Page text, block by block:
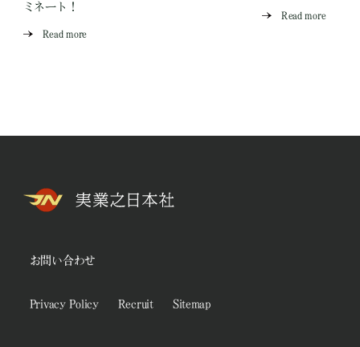
ミネート！
Read more
Read more
お問い合わせ
Privacy Policy Recruit Sitemap